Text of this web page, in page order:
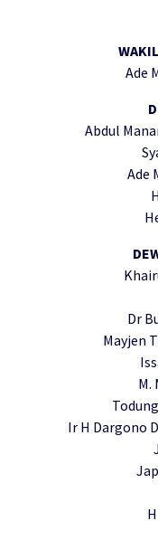
Ade
Abdul
Ade
Dr
Mayjen
M.
Ir H Dargono